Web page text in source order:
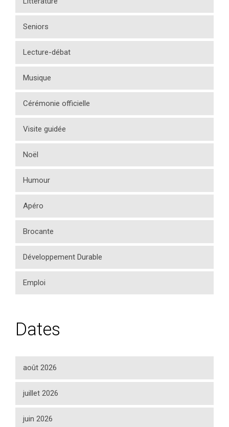
Seniors
Lecture-débat
Musique
Cérémonie officielle
Visite guidée
Noël
Humour
Apéro
Brocante
Développement Durable
Emploi
Dates
août 2026
juillet 2026
juin 2026